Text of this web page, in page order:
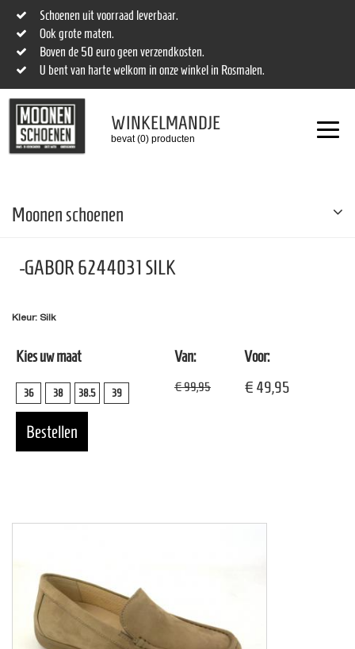
Schoenen uit voorraad leverbaar.
Ook grote maten.
Boven de 50 euro geen verzendkosten.
U bent van harte welkom in onze winkel in Rosmalen.
WINKELMANDJE
bevat (0) producten
Moonen schoenen
-GABOR 6244031 SILK
Kleur: Silk
Kies uw maat
36 38 38.5 39
Van:
€ 99,95
Voor:
€ 49,95